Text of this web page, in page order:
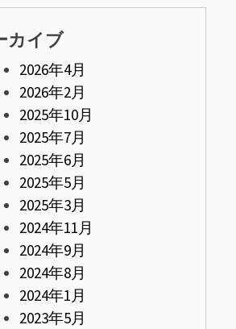
カイブ
2026年4月
2026年2月
2025年10月
2025年7月
2025年6月
2025年5月
2025年3月
2024年11月
2024年9月
2024年8月
2024年1月
2023年5月